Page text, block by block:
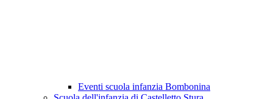
Eventi scuola infanzia Bombonina